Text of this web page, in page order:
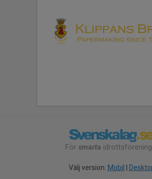
För smarta
Välj version: Mobil